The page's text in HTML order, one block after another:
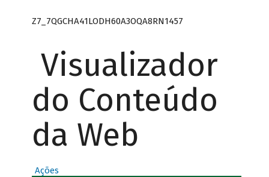
Z7_7QGCHA41LODH60A3OQA8RN1457
Visualizador
do Conteúdo
da Web
Ações